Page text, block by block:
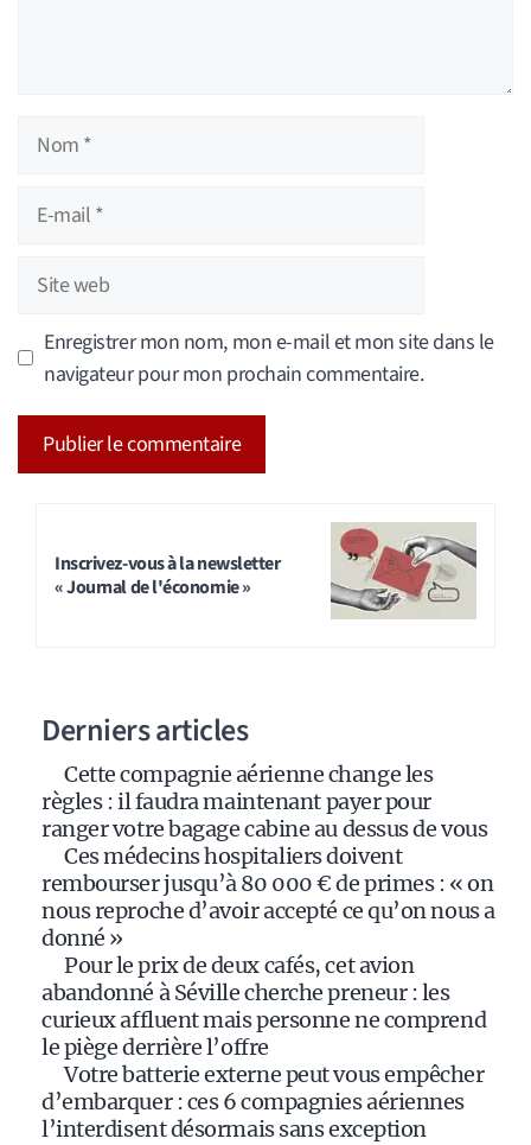
Nom
Site
web
Enregistrer mon nom, mon e-mail et mon site dans le
navigateur pour mon prochain commentaire.
Inscrivez-vous à la newsletter
« Journal de l'économie »
Derniers articles
Cette compagnie aérienne change les
règles : il faudra maintenant payer pour
ranger votre bagage cabine au dessus de vous
Ces médecins hospitaliers doivent
rembourser jusqu’à 80 000 € de primes : « on
nous reproche d’avoir accepté ce qu’on nous a
donné »
Pour le prix de deux cafés, cet avion
abandonné à Séville cherche preneur : les
curieux affluent mais personne ne comprend
le piège derrière l’offre
Votre batterie externe peut vous empêcher
d’embarquer : ces 6 compagnies aériennes
l’interdisent désormais sans exception